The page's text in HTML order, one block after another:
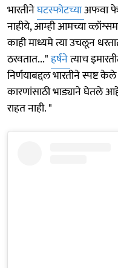
भारतीनेघटस्फोटच्याअफवा
नाहीये, आम्ही आमच्या
काही माध्यमे त्या उचलून
ठरवतात..."हर्षनेत्याच
निर्णयाबद्दल भारतीने स्पष्ट
कारणांसाठी भाड्याने घेतले
राहत नाही. "